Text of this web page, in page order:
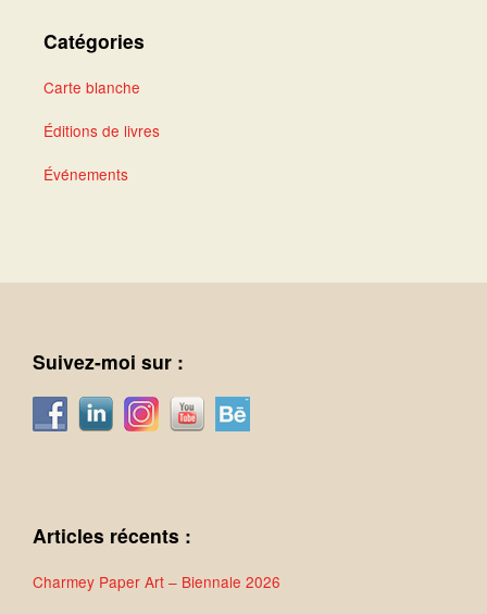
Catégories
Carte blanche
Éditions de livres
Événements
Suivez-moi sur :
Articles récents :
Charmey Paper Art – Biennale 2026